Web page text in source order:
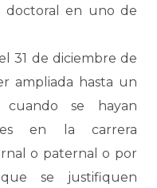
doctoral en uno de
31 de diciembre de
ampliada hasta un
se hayan
en la carrera
o paternal o por
se justifiquen